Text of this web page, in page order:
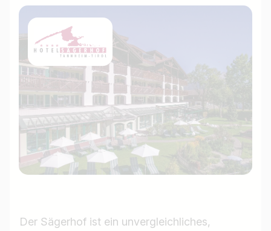
Der Sägerhof ist ein unvergleichliches,